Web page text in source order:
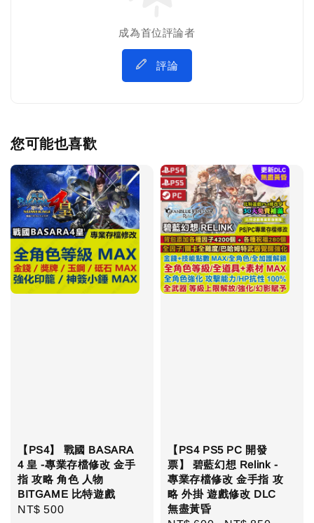
成為首位評論者
評論
您可能也喜歡
【PS4】 戰國 BASARA
4 皇 -專業存檔修改 金手
指 攻略 角色 人物
BITGAME 比特遊戲
Regular
NT$ 500
【PS4 PS5 PC 開發
票】 碧藍幻想 Relink -
專業存檔修改 金手指 攻
略 外掛 遊戲修改 DLC
無盡黃昏